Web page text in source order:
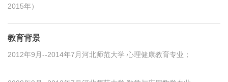
2015年）
教育背景
2012年9月--2014年7月河北师范大学 心理健康教育专业；